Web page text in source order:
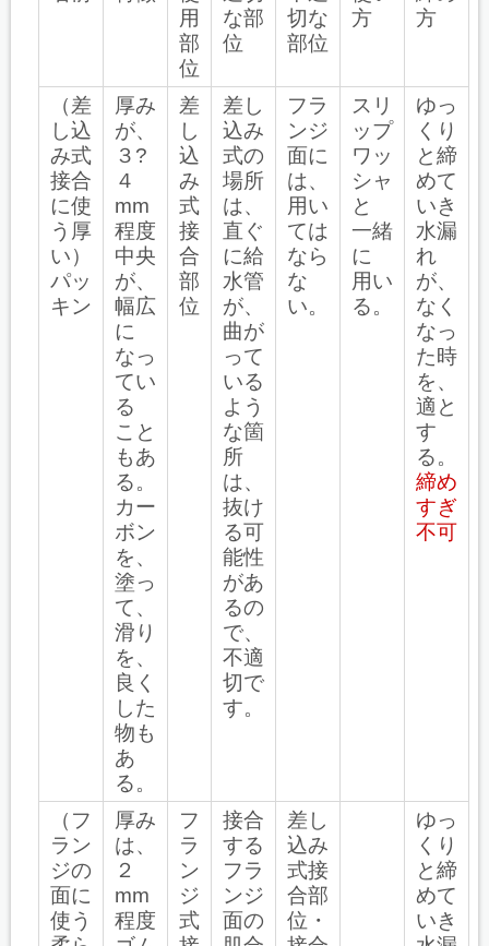
用
部
位
な部
位
切な
部位
方
方
（差
し込
み式
接合
に使
う厚
い）
パッ
キン
厚み
が、
３?
４
mm
程度
中央
が、
幅広
に
なっ
てい
る
こと
もあ
る。
カー
ボン
を、
塗っ
て、
滑り
を、
良く
した
物も
あ
る。
差
し
込
み
式
接
合
部
位
差し
込み
式の
場所
は、
直ぐ
に給
水管
が、
曲が
って
いる
よう
な箇
所
は、
抜け
る可
能性
があ
るの
で、
不適
切で
す。
フラ
ンジ
面に
は、
用い
ては
なら
な
い。
スリ
ップ
ワッ
シャ
と
一緒
に
用い
る。
ゆっ
くり
と締
めて
いき
水漏
れ
が、
なく
なっ
た時
を、
適と
す
る。
締め
すぎ
不可
（フ
ラン
ジの
面に
使う
厚み
は、
２
mm
程度
フ
ラ
ン
ジ
式
接合
する
フラ
ンジ
面の
差し
込み
式接
合部
位・
ゆっ
くり
と締
めて
いき